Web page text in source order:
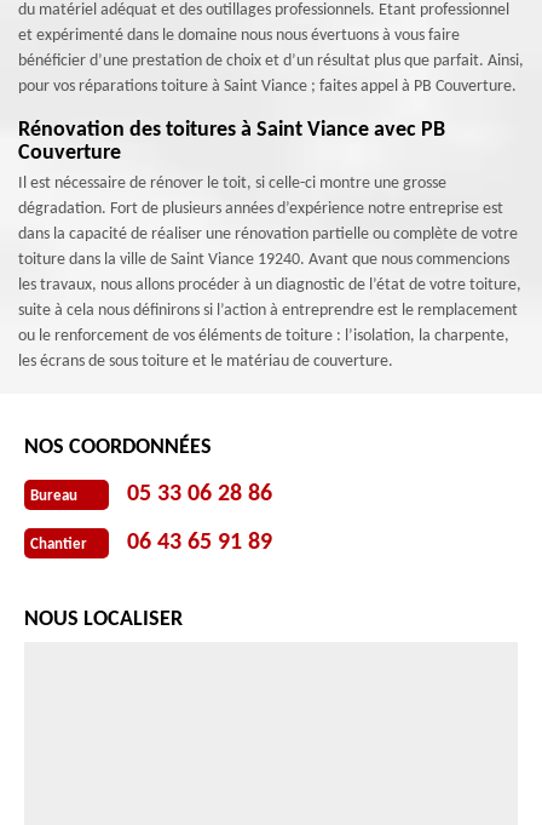
du matériel adéquat et des outillages professionnels. Etant professionnel
et expérimenté dans le domaine nous nous évertuons à vous faire
bénéficier d’une prestation de choix et d’un résultat plus que parfait. Ainsi,
pour vos réparations toiture à Saint Viance ; faites appel à PB Couverture.
Rénovation des toitures à Saint Viance avec PB
Couverture
Il est nécessaire de rénover le toit, si celle-ci montre une grosse
dégradation. Fort de plusieurs années d’expérience notre entreprise est
dans la capacité de réaliser une rénovation partielle ou complète de votre
toiture dans la ville de Saint Viance 19240. Avant que nous commencions
les travaux, nous allons procéder à un diagnostic de l’état de votre toiture,
suite à cela nous définirons si l’action à entreprendre est le remplacement
ou le renforcement de vos éléments de toiture : l’isolation, la charpente,
les écrans de sous toiture et le matériau de couverture.
NOS COORDONNÉES
Bureau 05 33 06 28 86
Chantier 06 43 65 91 89
NOUS LOCALISER